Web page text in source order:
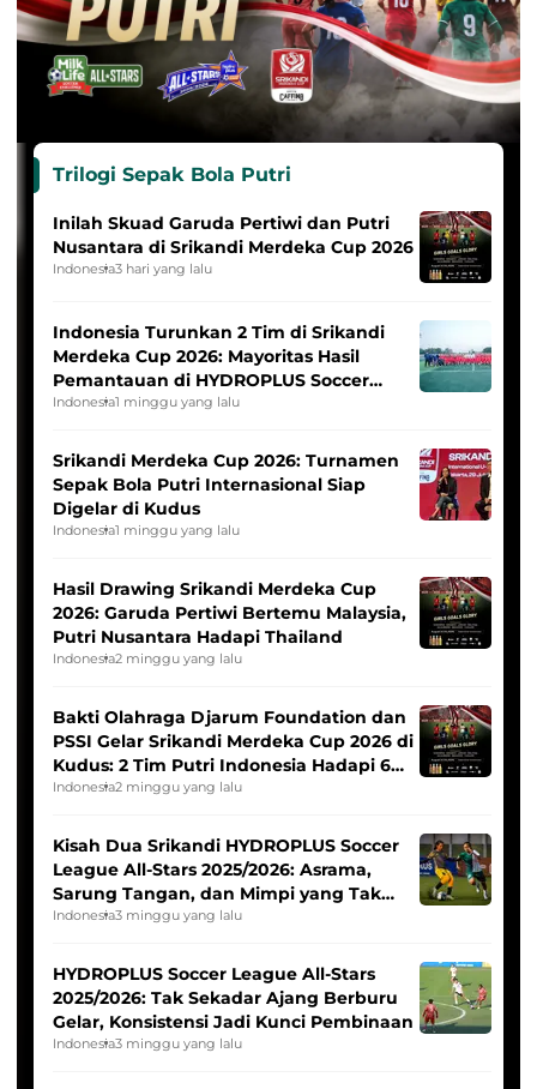
Trilogi Sepak Bola Putri
Inilah Skuad Garuda Pertiwi dan Putri
Nusantara di Srikandi Merdeka Cup 2026
Indonesia3 hari yang lalu
Indonesia Turunkan 2 Tim di Srikandi
Merdeka Cup 2026: Mayoritas Hasil
Pemantauan di HYDROPLUS Soccer
League
Indonesia1 minggu yang lalu
Srikandi Merdeka Cup 2026: Turnamen
Sepak Bola Putri Internasional Siap
Digelar di Kudus
Indonesia1 minggu yang lalu
Hasil Drawing Srikandi Merdeka Cup
2026: Garuda Pertiwi Bertemu Malaysia,
Putri Nusantara Hadapi Thailand
Indonesia2 minggu yang lalu
Bakti Olahraga Djarum Foundation dan
PSSI Gelar Srikandi Merdeka Cup 2026 di
Kudus: 2 Tim Putri Indonesia Hadapi 6
Tim Asia
Indonesia2 minggu yang lalu
Kisah Dua Srikandi HYDROPLUS Soccer
League All-Stars 2025/2026: Asrama,
Sarung Tangan, dan Mimpi yang Tak
Pernah Padam
Indonesia3 minggu yang lalu
HYDROPLUS Soccer League All-Stars
2025/2026: Tak Sekadar Ajang Berburu
Gelar, Konsistensi Jadi Kunci Pembinaan
Indonesia3 minggu yang lalu